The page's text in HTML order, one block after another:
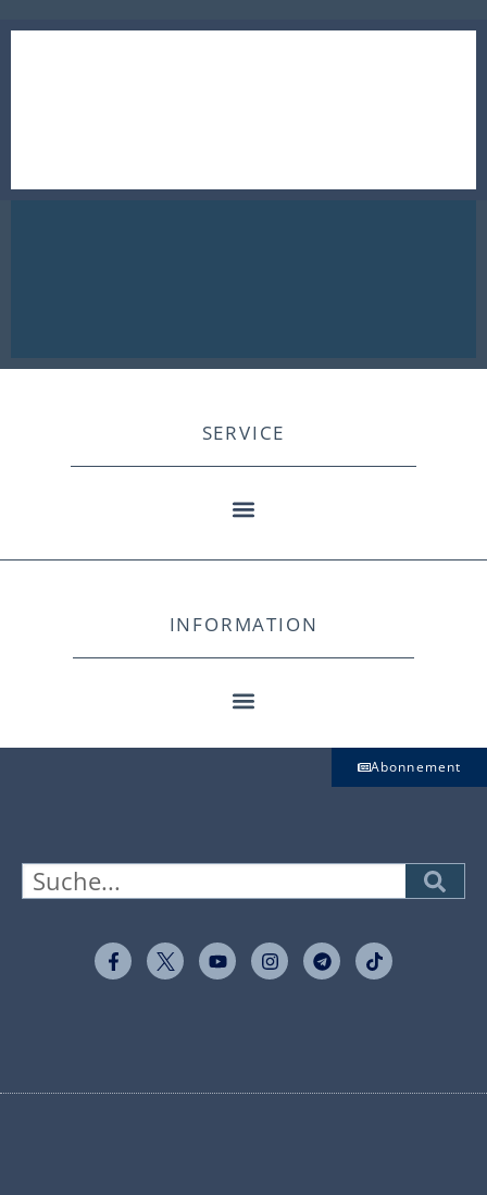
SERVICE
INFORMATION
Abonnement